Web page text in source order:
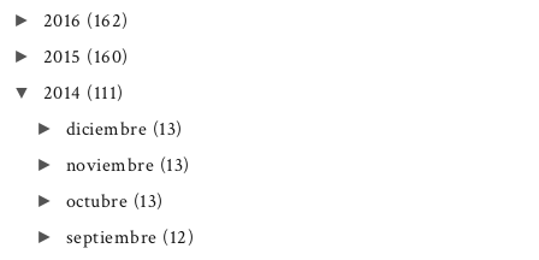
► 2016 (162)
► 2015 (160)
▼ 2014 (111)
► diciembre (13)
► noviembre (13)
► octubre (13)
► septiembre (12)